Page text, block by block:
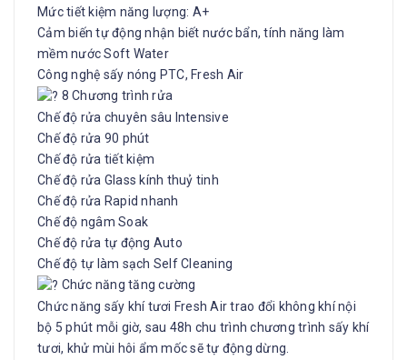
Mức tiết kiệm năng lượng: A+
Cảm biến tự động nhận biết nước bẩn, tính năng làm
mềm nước Soft Water
Công nghệ sấy nóng PTC, Fresh Air
8 Chương trình rửa
Chế độ rửa chuyên sâu Intensive
Chế độ rửa 90 phút
Chế độ rửa tiết kiệm
Chế độ rửa Glass kính thuỷ tinh
Chế độ rửa Rapid nhanh
Chế độ ngâm Soak
Chế độ rửa tự động Auto
Chế độ tự làm sạch Self Cleaning
Chức năng tăng cường
Chức năng sấy khí tươi Fresh Air trao đổi không khí nội
bộ 5 phút mỗi giờ, sau 48h chu trình chương trình sấy khí
tươi, khử mùi hôi ẩm mốc sẽ tự động dừng.